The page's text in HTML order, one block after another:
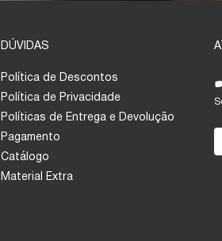
DÚVIDAS
Política de Descontos
Política de Privacidade
Políticas de Entrega e Devolução
Pagamento
Catálogo
Material Extra